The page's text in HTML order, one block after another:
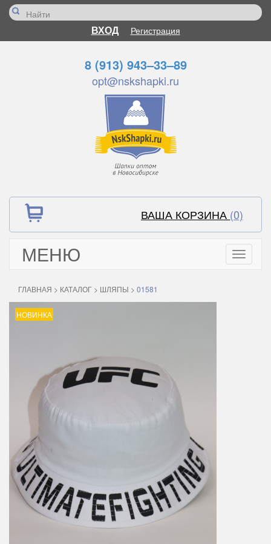
ВХОД Регистрация
8 (913) 943–33–89
opt@nskshapki.ru
ВАША КОРЗИНА (0)
МЕНЮ
Toggle
ГЛАВНАЯ > КАТАЛОГ > ШЛЯПЫ > 01581
НОВИНКА